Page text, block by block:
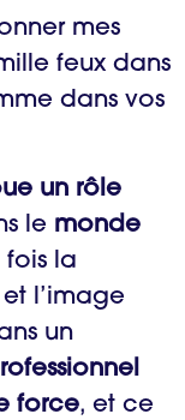
mes
feux dans
dans vos
un rôle
le monde
fois la
l’image
un
force, et ce